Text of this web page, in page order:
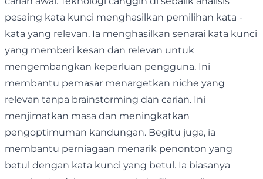
pesaing kata kunci menghasilkan pemilihan kata -
kata yang relevan. Ia menghasilkan senarai kata kunci
yang memberi kesan dan relevan untuk
mengembangkan keperluan pengguna. Ini
membantu pemasar menargetkan niche yang
relevan tanpa brainstorming dan carian. Ini
menjimatkan masa dan meningkatkan
pengoptimuman kandungan. Begitu juga, ia
membantu perniagaan menarik penonton yang
betul dengan kata kunci yang betul. Ia biasanya